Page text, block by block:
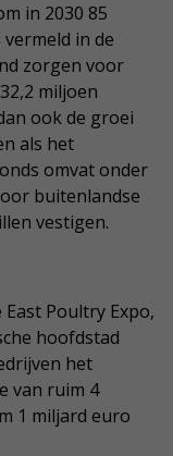
in 2030 85
in de
zorgen voor
miljoen
ook de groei
als het
omvat onder
buitenlandse
vestigen.
Poultry Expo,
hoofdstad
het
van ruim 4
1 miljard euro